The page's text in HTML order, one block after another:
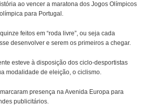
ao vencer a maratona dos Jogos Olímpicos
para Portugal.
feitos em “roda livre”, ou seja cada
desenvolver e serem os primeiros a chegar.
esteve à disposição dos ciclo-desportistas
modalidade de eleição, o ciclismo.
presença na Avenida Europa para
publicitários.